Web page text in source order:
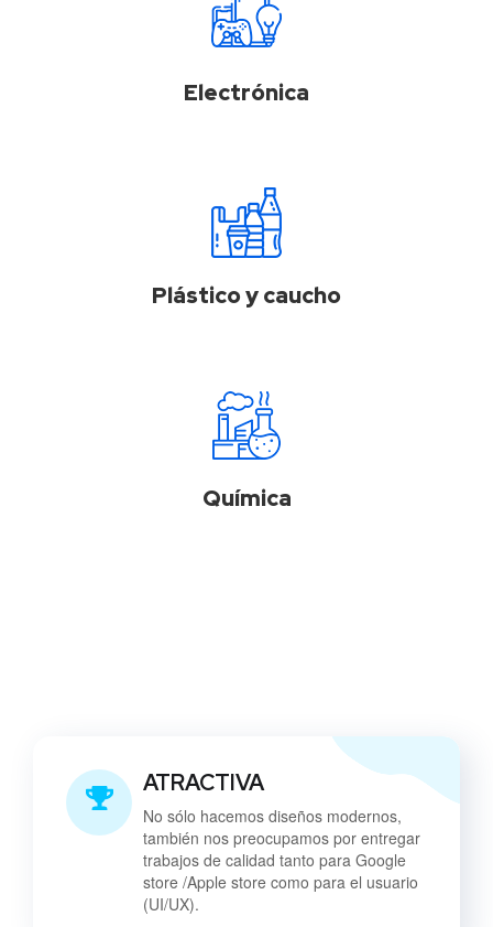
Electrónica
Plástico y caucho
Química
ATRACTIVA
No sólo hacemos diseños modernos,
también nos preocupamos por entregar
trabajos de calidad tanto para Google
store /Apple store como para el usuario
(UI/UX).